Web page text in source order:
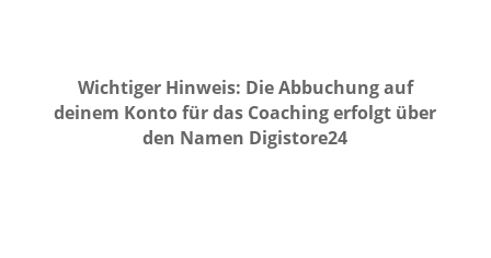
Wichtiger Hinweis: Die Abbuchung auf
deinem Konto für das Coaching erfolgt über
den Namen Digistore24